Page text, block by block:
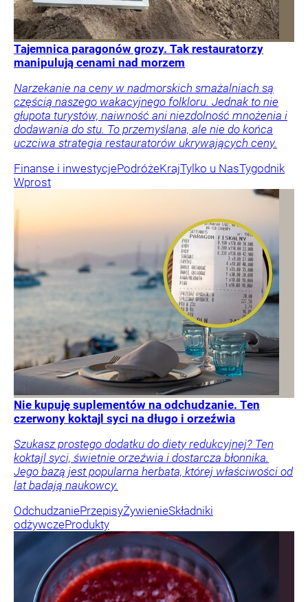
Tajemnica paragonów grozy. Tak restauratorzy
manipulują cenami nad morzem
Narzekanie na ceny w nadmorskich smażalniach są
częścią naszego wakacyjnego folkloru. Jednak to nie
głupota turystów, naiwność ani niezdolność mnożenia i
dodawania do stu. To przemyślana, ale nie do końca
uczciwa strategia restauratorów ukrywających ceny.
Finanse i inwestycjePodróżeKrajTylko u NasTygodnik
Wprost
Nie kupuję suplementów na odchudzanie. Ten
czerwony koktajl syci na długo i orzeźwia
Szukasz prostego dodatku do diety redukcyjnej? Ten
koktajl syci, świetnie orzeźwia i dostarcza błonnika.
Jego bazą jest popularna herbata, której właściwości od
lat badają naukowcy.
OdchudzaniePrzepisyŻywienieSkładniki
odżywczeProdukty